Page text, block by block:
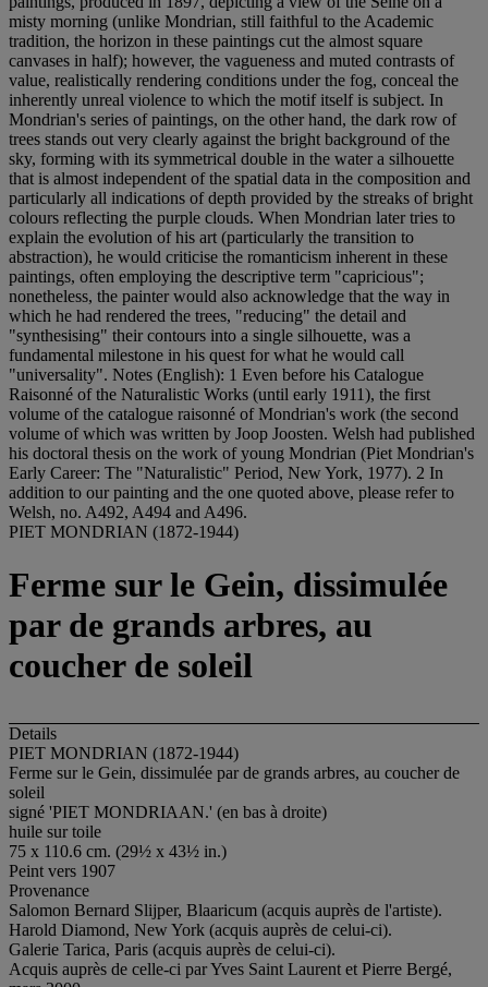
PIET MONDRIAN (1872-1944)
Ferme sur le Gein, dissimulée
par de grands arbres, au
coucher de soleil
Details
PIET MONDRIAN (1872-1944)
Ferme sur le Gein, dissimulée par de grands arbres, au coucher de
soleil
signé 'PIET MONDRIAAN.' (en bas à droite)
huile sur toile
75 x 110.6 cm. (29½ x 43½ in.)
Peint vers 1907
Provenance
Salomon Bernard Slijper, Blaaricum (acquis auprès de l'artiste).
Harold Diamond, New York (acquis auprès de celui-ci).
Galerie Tarica, Paris (acquis auprès de celui-ci).
Acquis auprès de celle-ci par Yves Saint Laurent et Pierre Bergé,